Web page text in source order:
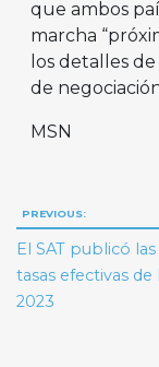
que ambos
marcha
los detalles
de
MSN
Navegación
de
entradas
PREVIOUS:
El SAT publicó
tasas efectivas de
2023